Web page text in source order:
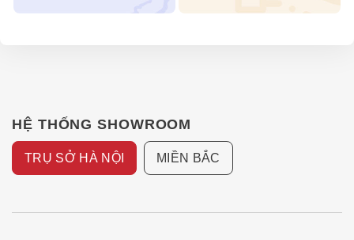
HỆ THỐNG SHOWROOM
TRỤ SỞ HÀ NỘI MIỀN BẮC